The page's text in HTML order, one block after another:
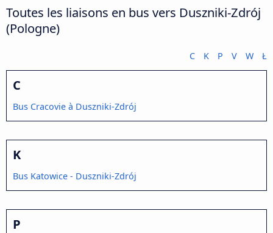
Toutes les liaisons en bus vers Duszniki-Zdrój
(Pologne)
C K P V W Ł
C
Bus Cracovie à Duszniki-Zdrój
K
Bus Katowice - Duszniki-Zdrój
P